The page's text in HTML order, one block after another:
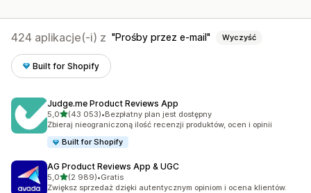
424 aplikacje(-i) z Prośby przez e-mail Wyczyść
Built for Shopify
Judge.me Product Reviews App
5,0na 5 gwiazdek
(43 053)
Łączna liczba recenzji: 43053
•Bezpłatny plan jest dostępny
Zbieraj nieograniczoną ilość recenzji produktów, ocen i opinii
Built for Shopify
AG Product Reviews App & UGC
5,0na 5 gwiazdek
(2 989)
Łączna liczba recenzji: 2989
•Gratis
Zwiększ sprzedaż dzięki autentycznym opiniom i ocena klientów.